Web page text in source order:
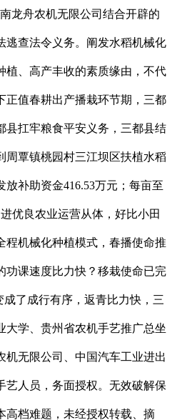
龙舟农机无限公司结合开辟的
逃查法令义务。阐发水稻机械化
植、高产丰收的素质缘由，不代
正值春耕出产播栽环节期，三都
县扛牢粮食平安义务，三都县结
周覃镇桃园村三江坝区扶植水稻
补助资金416.53万元；每亩至
优良农业运营从体，好比小田
程机械化种植模式，春播使命推
功课速度比力快？移栽使命已完
成了成行有序，返青比力快，三
大学、贵州省农机手艺推广总坐
机无限公司、中国汽车工业进出
艺人员，务面授权。无效破解保
高档难题，未经授权转载、摘